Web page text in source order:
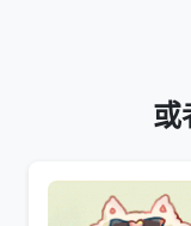
或